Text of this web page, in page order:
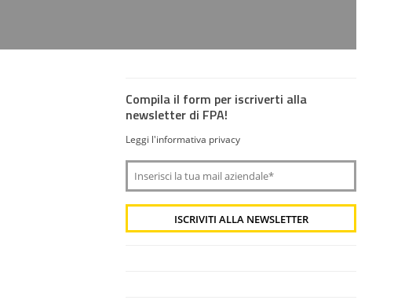
Compila il form per iscriverti alla
newsletter di FPA!
Leggi l'informativa privacy